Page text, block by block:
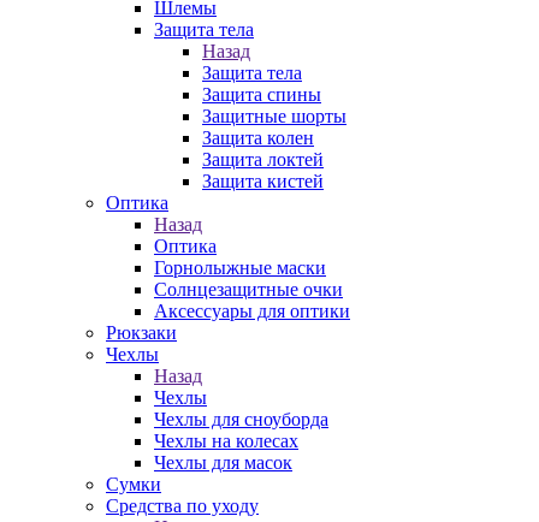
Шлемы
Защита тела
Назад
Защита тела
Защита спины
Защитные шорты
Защита колен
Защита локтей
Защита кистей
Оптика
Назад
Оптика
Горнолыжные маски
Солнцезащитные очки
Аксессуары для оптики
Рюкзаки
Чехлы
Назад
Чехлы
Чехлы для сноуборда
Чехлы на колесах
Чехлы для масок
Сумки
Средства по уходу